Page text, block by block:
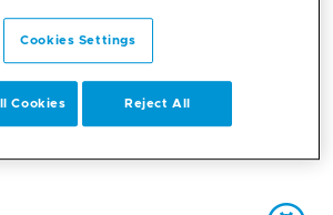
Cookies Settings
Reject All
Cookies